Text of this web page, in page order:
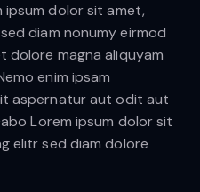
ipsum dolor sit amet,
diam nonumy eirmod
magna aliquyam
enim ipsam
aspernatur aut odit aut
Lorem ipsum dolor sit
elitr sed diam dolore